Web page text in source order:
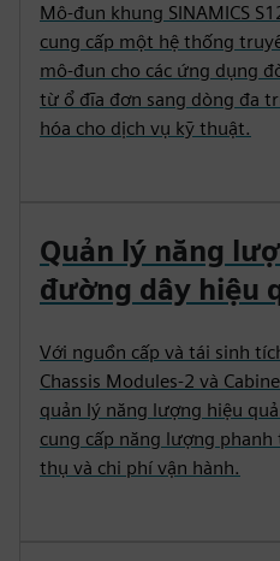
Mô-đun khung SINAMICS
cung cấp một hệ thống
mô-đun cho các ứng dụng
từ ổ đĩa đơn sang dòng đa
hóa cho dịch vụ kỹ thuật.
Quản lý năng
đường dây hiệu
Với nguồn cấp và tái sinh
Chassis Modules‑2 và
quản lý năng lượng hiệu
cung cấp năng lượng
thụ và chi phí vận hành.